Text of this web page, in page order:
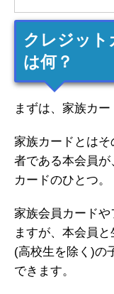
クレジット
は何？
まずは、家族カー
家族カードとは
者である本会員
カードのひとつ。
家族会員カード
ますが、本会員
(高校生を除く)の
できます。